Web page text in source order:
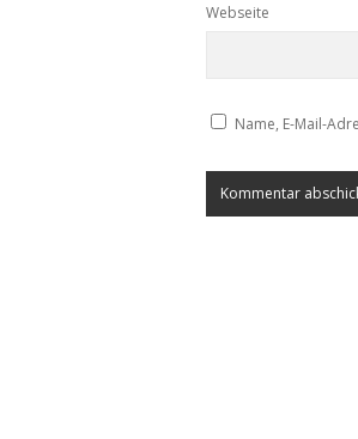
Webseite
Name, E-Mail-